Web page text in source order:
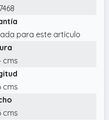
de Paw Patrol y
la Patrulla Canina
INFANTILES:
más
juego de mesa
Juega junto a
el resto de cachorros
partidas
para este artículo
cms
cms
cms